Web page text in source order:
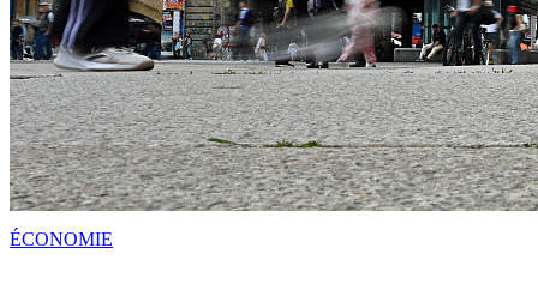
ÉCONOMIE